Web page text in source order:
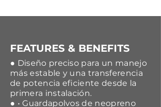
FEATURES & BENEFITS
● Diseño preciso para un manejo
más estable y una transferencia
de potencia eficiente desde la
primera instalación.
● • Guardapolvos de neopreno